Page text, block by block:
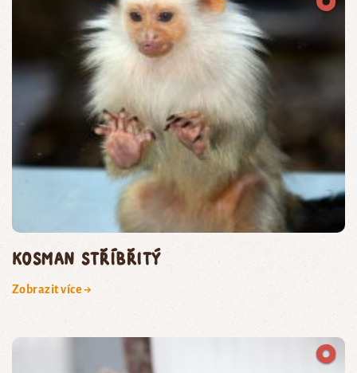
kosman stříbřitý
Zobrazit více →